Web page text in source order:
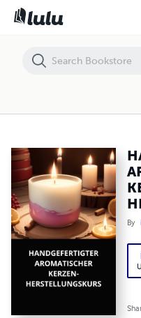
By
HANDGEFERTIGTER